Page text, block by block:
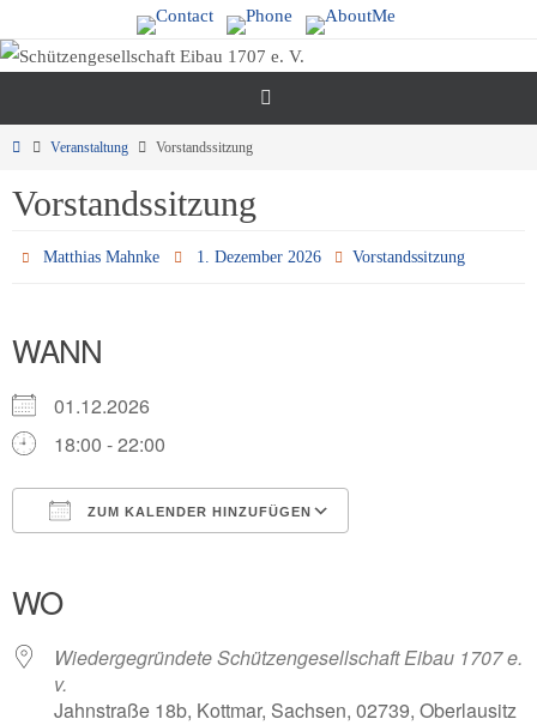
Inhalt
StartVeranstaltung Vorstandssitzung
Vorstandssitzung
Matthias Mahnke 1. Dezember 2026 Vorstandssitzung
WANN
01.12.2026
18:00 - 22:00
ZUM KALENDER HINZUFÜGEN
WO
Wiedergegründete Schützengesellschaft Eibau 1707 e.
v.
Jahnstraße 18b, Kottmar, Sachsen, 02739, Oberlausitz